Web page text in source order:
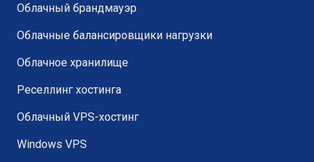
Облачный брандмауэр
Облачные балансировщики нагрузки
Облачное хранилище
Реселлинг хостинга
Облачный VPS-хостинг
Windows VPS